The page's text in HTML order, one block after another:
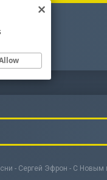
- Сергей Эфрон - С Новым